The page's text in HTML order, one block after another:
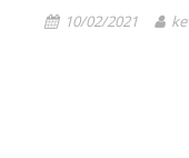
10/02/2021